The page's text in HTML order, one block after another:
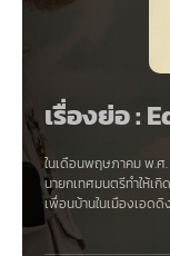
เรื่องย่อ :
ในเดือนพฤษภาคม พ.ศ.
นายกเทศมนตรีทำให้เ
เพื่อนบ้านในเมืองเอด